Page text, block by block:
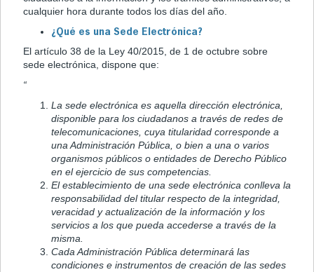
cualquier hora durante todos los días del año.
¿Qué es una Sede Electrónica?
El artículo 38 de la Ley 40/2015, de 1 de octubre sobre
sede electrónica, dispone que:
“
La sede electrónica es aquella dirección electrónica,
disponible para los ciudadanos a través de redes de
telecomunicaciones, cuya titularidad corresponde a
una Administración Pública, o bien a una o varios
organismos públicos o entidades de Derecho Público
en el ejercicio de sus competencias.
El establecimiento de una sede electrónica conlleva la
responsabilidad del titular respecto de la integridad,
veracidad y actualización de la información y los
servicios a los que pueda accederse a través de la
misma.
Cada Administración Pública determinará las
condiciones e instrumentos de creación de las sedes